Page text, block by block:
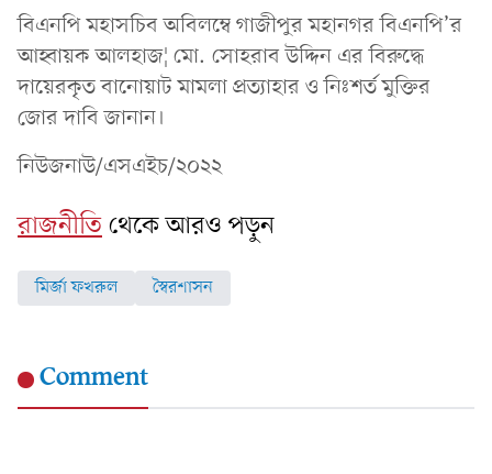
বিএনপি মহাসচিব অবিলম্বে গাজীপুর মহানগর বিএনপি’র
আহ্বায়ক আলহাজ¦ মো. সোহরাব উদ্দিন এর বিরুদ্ধে
দায়েরকৃত বানোয়াট মামলা প্রত্যাহার ও নিঃশর্ত মুক্তির
জোর দাবি জানান।
নিউজনাউ/এসএইচ/২০২২
রাজনীতিথেকে আরও পড়ুন
মির্জা ফখরুল স্বৈরশাসন
Comment